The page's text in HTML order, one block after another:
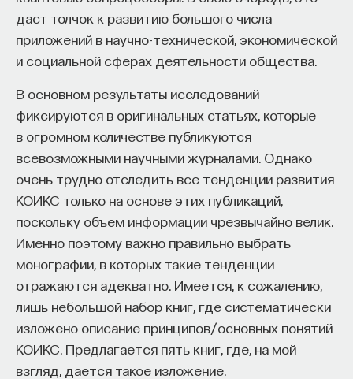
даст толчок к развитию большого числа
приложений в научно-технической, экономической
и социальной сферах деятельности общества.
В основном результаты исследований
фиксируются в оригинальных статьях, которые
в огромном количестве публикуются
всевозможными научными журналами. Однако
очень трудно отследить все тенденции развития
КОИКС только на основе этих публикаций,
поскольку объем информации чрезвычайно велик.
Именно поэтому важно правильно выбрать
монографии, в которых такие тенденции
отражаются адекватно. Имеется, к сожалению,
лишь небольшой набор книг, где систематически
изложено описание принципов/основных понятий
КОИКС. Предлагается пять книг, где, на мой
взгляд, дается такое изложение.
Архитектура блочного шифра очень сложная,
перестановки могут осуществляться по-разному.
большой, а корреляции между битами —
минимальны. Поэтому общих математических
методов, чтобы анализировать произвольный
шифр, нет. На практике криптоаналитики берут
какой-то конкретный шифр, смотрят его
архитектуру и пытаются проследить корреляцию
между какими-то двумя конкретными битами.
Если им удалось проследить корреляцию, это
считается недостатком шифра.
Но вопрос характеристики достоинств
и недостатков в случае криптографии очень
спорный. Что с точки зрения обычного
математика, это хорошо, с точки зрения того, кто